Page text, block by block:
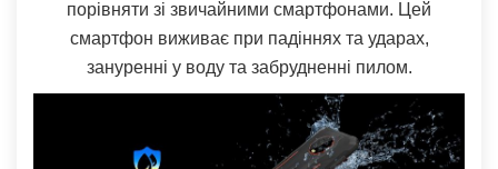
порівняти зі звичайними смартфонами. Цей
смартфон виживає при падіннях та ударах,
зануренні у воду та забрудненні пилом.